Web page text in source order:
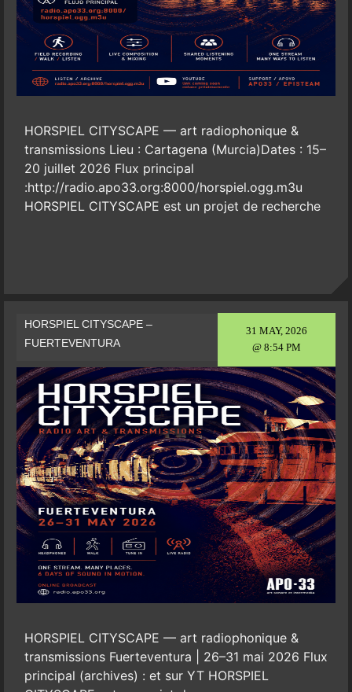
HORSPIEL CITYSCAPE — art radiophonique &
transmissions Lieu : Cartagena (Murcia)Dates : 15–
20 juillet 2026 Flux principal
:http://radio.apo33.org:8000/horspiel.ogg.m3u
HORSPIEL CITYSCAPE est un projet de recherche
31 MAY, 2026
@ 8:54 PM
HORSPIEL CITYSCAPE –
FUERTEVENTURA
HORSPIEL CITYSCAPE — art radiophonique &
transmissions Fuerteventura | 26–31 mai 2026 Flux
principal (archives) : et sur YT HORSPIEL